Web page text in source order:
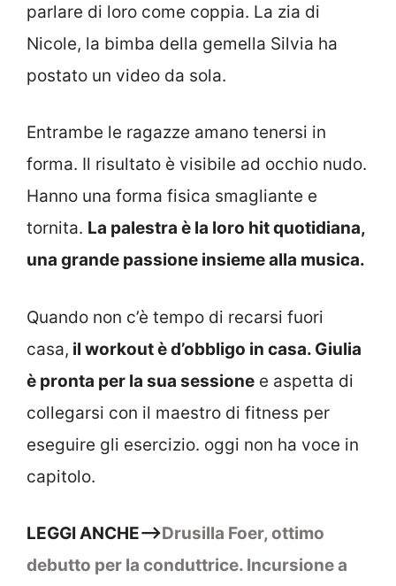
parlare di loro come coppia. La zia di
Nicole, la bimba della gemella Silvia ha
postato un video da sola.
Entrambe le ragazze amano tenersi in
forma. Il risultato è visibile ad occhio nudo.
Hanno una forma fisica smagliante e
tornita. La palestra è la loro hit quotidiana,
una grande passione insieme alla musica.
Quando non c’è tempo di recarsi fuori
casa, il workout è d’obbligo in casa. Giulia
è pronta per la sua sessione e aspetta di
collegarsi con il maestro di fitness per
eseguire gli esercizio. oggi non ha voce in
capitolo.
LEGGI ANCHE–>Drusilla Foer, ottimo
debutto per la conduttrice. Incursione a